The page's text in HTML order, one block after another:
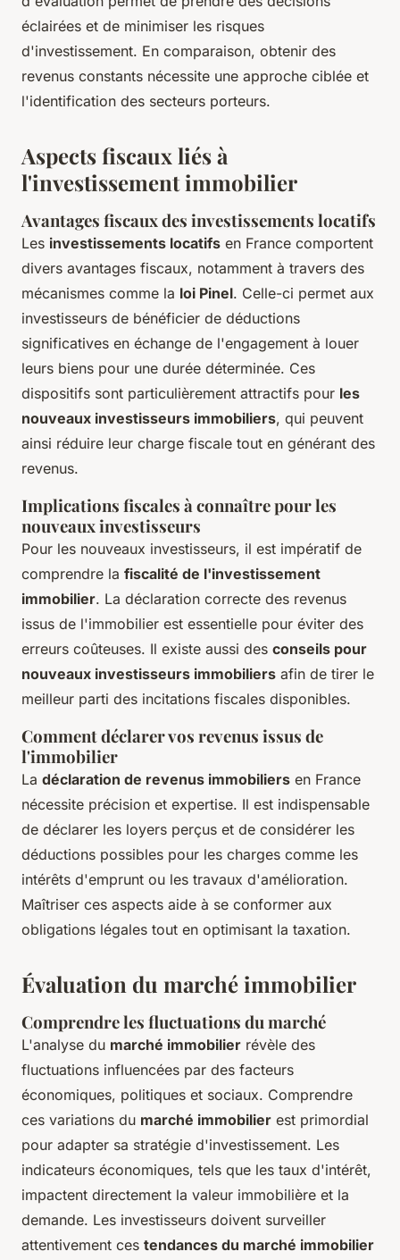
éclairées et de minimiser les risques
d'investissement. En comparaison, obtenir des
revenus constants nécessite une approche ciblée et
l'identification des secteurs porteurs.
Aspects fiscaux liés à
l'investissement immobilier
Avantages fiscaux des investissements locatifs
Les investissements locatifs en France comportent
divers avantages fiscaux, notamment à travers des
mécanismes comme la loi Pinel. Celle-ci permet aux
investisseurs de bénéficier de déductions
significatives en échange de l'engagement à louer
leurs biens pour une durée déterminée. Ces
dispositifs sont particulièrement attractifs pour les
nouveaux investisseurs immobiliers, qui peuvent
ainsi réduire leur charge fiscale tout en générant des
revenus.
Implications fiscales à connaître pour les
nouveaux investisseurs
Pour les nouveaux investisseurs, il est impératif de
comprendre la fiscalité de l'investissement
immobilier. La déclaration correcte des revenus
issus de l'immobilier est essentielle pour éviter des
erreurs coûteuses. Il existe aussi des conseils pour
nouveaux investisseurs immobiliers afin de tirer le
meilleur parti des incitations fiscales disponibles.
Comment déclarer vos revenus issus de
l'immobilier
La déclaration de revenus immobiliers en France
nécessite précision et expertise. Il est indispensable
de déclarer les loyers perçus et de considérer les
déductions possibles pour les charges comme les
intérêts d'emprunt ou les travaux d'amélioration.
Maîtriser ces aspects aide à se conformer aux
obligations légales tout en optimisant la taxation.
Évaluation du marché immobilier
Comprendre les fluctuations du marché
L'analyse du marché immobilier révèle des
fluctuations influencées par des facteurs
économiques, politiques et sociaux. Comprendre
ces variations du marché immobilier est primordial
pour adapter sa stratégie d'investissement. Les
indicateurs économiques, tels que les taux d'intérêt,
impactent directement la valeur immobilière et la
demande. Les investisseurs doivent surveiller
attentivement ces tendances du marché immobilier